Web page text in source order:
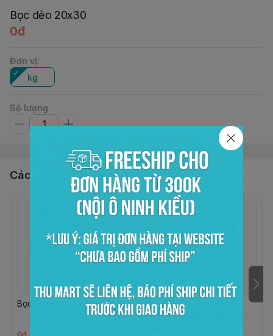
Bọc dẻo 20x30
0đ
Đơn vị:
kg
Số lượng
Các sản phẩm, dịch vụ khác
Bọc kiếng trong 15x20 Bọc kiếng trong 10x18